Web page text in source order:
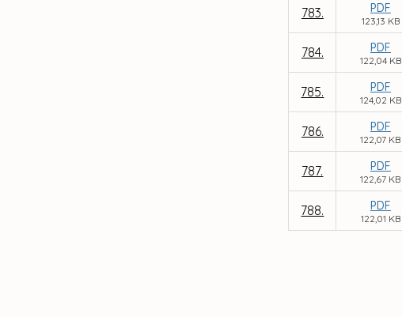
783. PDF
123,13 KB
784. PDF
122,04 KB
785. PDF
124,02 KB
786. PDF
122,07 KB
787. PDF
122,67 KB
788. PDF
122,01 KB